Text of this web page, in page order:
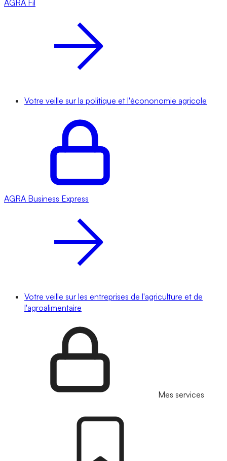
AGRA Fil
Votre veille sur la politique et l'écononomie agricole
AGRA Business Express
Votre veille sur les entreprises de l'agriculture et de
l'agroalimentaire
Mes services